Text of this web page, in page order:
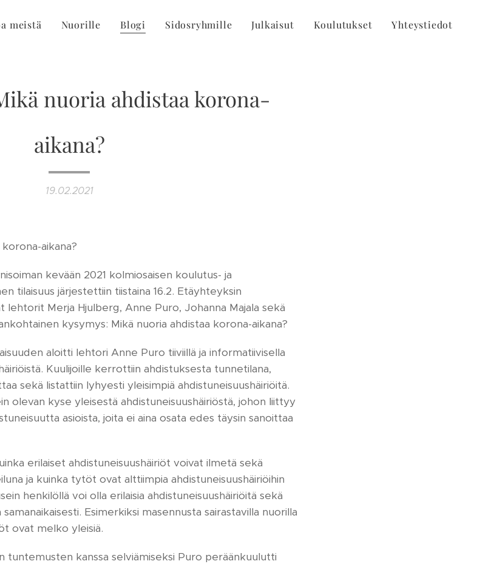
meistä Nuorille Blogi Sidosryhmille Julkaisut Koulutukset Yhteystiedot
nuoria ahdistaa korona-
aikana?
19.02.2021
aikana?
kevään 2021 kolmiosaisen koulutus- ja
tilaisuus järjestettiin tiistaina 16.2. Etäyhteyksin
Merja Hjulberg, Anne Puro, Johanna Majala sekä
kysymys: Mikä nuoria ahdistaa korona-aikana?
aloitti lehtori Anne Puro tiiviillä ja informatiivisella
Kuulijoille kerrottiin ahdistuksesta tunnetilana,
sekä listattiin lyhyesti yleisimpiä ahdistuneisuushäiriöitä.
olevan kyse yleisestä ahdistuneisuushäiriöstä, johon liittyy
asioista, joita ei aina osata edes täysin sanoittaa
erilaiset ahdistuneisuushäiriöt voivat ilmetä sekä
ja kuinka tytöt ovat alttiimpia ahdistuneisuushäiriöihin
henkilöllä voi olla erilaisia ahdistuneisuushäiriöitä sekä
Esimerkiksi masennusta sairastavilla nuorilla
ovat melko yleisiä.
tuntemusten kanssa selviämiseksi Puro peräänkuulutti